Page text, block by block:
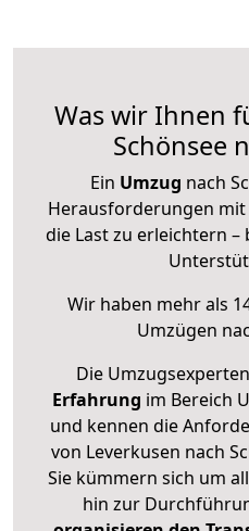
Was wir Ihnen
Schönsee
Ein Umzug nach
Herausforderungen
die Last zu erleichtern
Wir haben mehr als
Umzügen
Die
Erfahrung im Bereich
und kennen die
von Leverkusen nach
Sie kümmern sich um
hin zur